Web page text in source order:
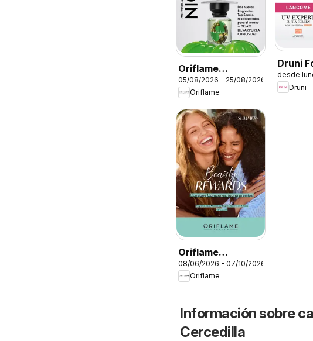
Oriflame
Catálogo
Campaña 11
05/08/2026 - 25/08/2026
Oriflame
Druni
desde
Druni
Oriflame
Catálogo Beauty
Rewards
08/06/2026 - 07/10/2026
Oriflame
Información sobre
Cercedilla